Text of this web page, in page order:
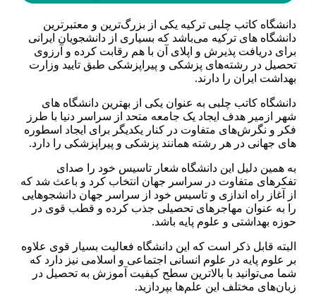
دانشگاه کاتب چلبی ترکیه یکی از بزرگ‌ترین و معتبرترین
دانشگاه های ترکیه می‌باشد که بسیاری از دانشجویان ایرانی
برای دریافت پذیرش و اپلای آن با هم رقابت کرده و آرزوی
تحصیل در رشته‌های پزشکی و پیراپزشکی طبق تایید وزارت
بهداشت ایران را دارند.
دانشگاه کاتب چلبی به عنوان یکی از بهترین دانشگاه‌ های
شهر ازمیر هدف ایجاد یک جامعه متحد از سراسر دنیا با طرز
فکر و نگرش‌های متفاوت در کنار یکدیگر برای ایجاد اسطوره‌
های جهانی در هر رشته همانند پزشکی و پیراپزشکی را دارد.
به همین دلیل این دانشگاه شعار تاسیس خود را صدای
تفکر‌های متفاوت در سراسر جهان انتخاب کرد و باعث شد که
از آغاز راه اندازی و تاسیس خود از سراسر جهان دانشجوهایی
را به عنوان مهاجر‌های تحصیلی جذب کرده و قطب قوی در
حوزه بهداشتی و علوم پایه باشد.
البته قابل ذکر است که این دانشگاه فعالیت بسیار قوی علاوه
بر علوم پایه در علوم انسانی اجتماعی و اسلامی نیز دارد که
شما می‌توانید با بالاترین سطح کیفیت آموزش به تحصیل در
زبان‌های مختلف این علم‌ها بپردازید.